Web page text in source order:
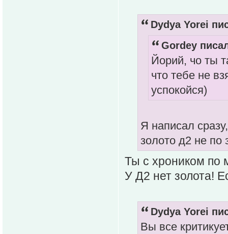
Dydya Yorei
Gordey
Йорий, чо ты
что тебе не
успокойся)
Я написал
золото д2 не по
Ты с хроником по
У Д2 нет золота!
Dydya Yorei
Вы все